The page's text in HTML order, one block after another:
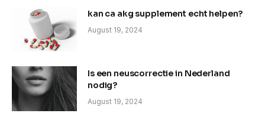
kan ca akg supplement echt helpen?
August 19, 2024
Is een neuscorrectie in Nederland
nodig?
August 19, 2024